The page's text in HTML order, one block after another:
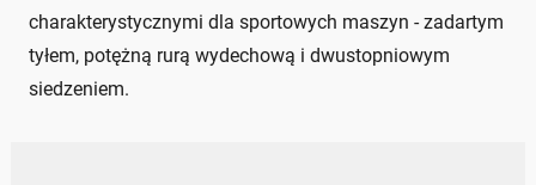
charakterystycznymi dla sportowych maszyn - zadartym
tyłem, potężną rurą wydechową i dwustopniowym
siedzeniem.